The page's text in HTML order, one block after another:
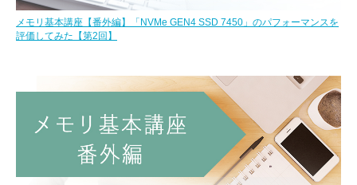
メモリ基本講座【番外編】「NVMe GEN4 SSD 7450」のパフォーマンスを
評価してみた【第2回】